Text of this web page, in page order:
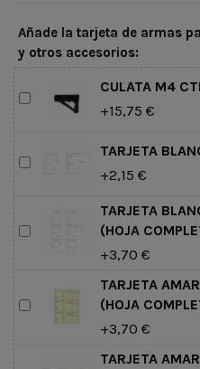
Añade la tarjeta de armas
y otros accesorios:
CULATA M4
+15,75 €
TARJETA
+2,15 €
TARJETA
(HOJA
+3,70 €
TARJETA
(HOJA
+3,70 €
TARJETA